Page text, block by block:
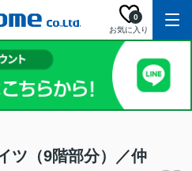
お気に入り
0
ツ（9階部分）／仲